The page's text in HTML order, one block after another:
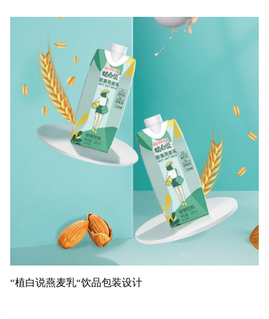
“植白说燕麦乳“饮品包装设计